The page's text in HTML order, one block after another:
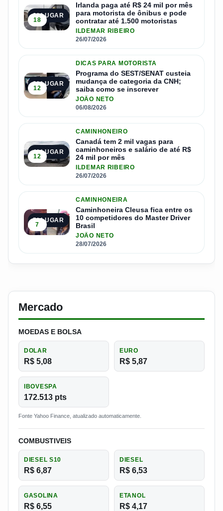
2º LUGAR
18
Irlanda paga até R$ 24 mil por mês
para motorista de ônibus e pode
contratar até 1.500 motoristas
ILDEMAR RIBEIRO
26/07/2026
3º LUGAR
12
DICAS PARA MOTORISTA
Programa do SEST/SENAT custeia
mudança de categoria da CNH;
saiba como se inscrever
JOÃO NETO
06/08/2026
4º LUGAR
12
CAMINHONEIRO
Canadá tem 2 mil vagas para
caminhoneiros e salário de até R$
24 mil por mês
ILDEMAR RIBEIRO
26/07/2026
5º LUGAR
7
CAMINHONEIRA
Caminhoneira Cleusa fica entre os
10 competidores do Master Driver
Brasil
JOÃO NETO
28/07/2026
Mercado
MOEDAS E BOLSA
DOLAR
R$ 5,08
EURO
R$ 5,87
IBOVESPA
172.513 pts
Fonte Yahoo Finance, atualizado automaticamente.
COMBUSTIVEIS
DIESEL S10
R$ 6,87
DIESEL
R$ 6,53
GASOLINA
R$ 6,55
ETANOL
R$ 4,17